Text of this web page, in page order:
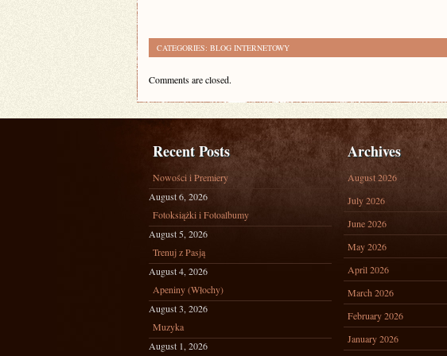
CATEGORIES: BLOG INTERNETOWY
Comments are closed.
Recent Posts
Nowości i Premiery
August 6, 2026
Fotoksiążki i Fotoalbumy
August 5, 2026
Trenuj z Pasją
August 4, 2026
Apeniny (Włochy)
August 3, 2026
Muzyka
August 1, 2026
Archives
August 2026
July 2026
June 2026
May 2026
April 2026
March 2026
February 2026
January 2026